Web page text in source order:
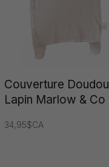
Couverture Doudou
Lapin Marlow & Co
34,95$CA